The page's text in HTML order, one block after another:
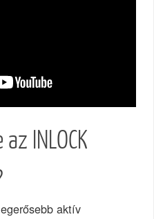
INLOCK
aktív